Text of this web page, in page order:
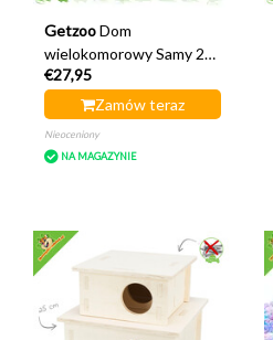
Getzoo Dom
wielokomorowy Samy 28
cm
€27,95
Zamów teraz
Nieoceniony
NA MAGAZYNIE